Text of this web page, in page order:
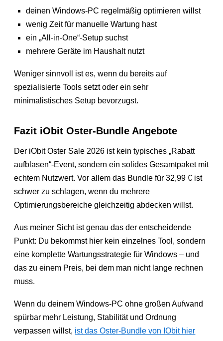
deinen Windows-PC regelmäßig optimieren willst
wenig Zeit für manuelle Wartung hast
ein „All-in-One“-Setup suchst
mehrere Geräte im Haushalt nutzt
Weniger sinnvoll ist es, wenn du bereits auf
spezialisierte Tools setzt oder ein sehr
minimalistisches Setup bevorzugst.
Fazit iObit Oster-Bundle Angebote
Der iObit Oster Sale 2026 ist kein typisches „Rabatt
aufblasen“-Event, sondern ein solides Gesamtpaket mit
echtem Nutzwert. Vor allem das Bundle für 32,99 € ist
schwer zu schlagen, wenn du mehrere
Optimierungsbereiche gleichzeitig abdecken willst.
Aus meiner Sicht ist genau das der entscheidende
Punkt: Du bekommst hier kein einzelnes Tool, sondern
eine komplette Wartungsstrategie für Windows – und
das zu einem Preis, bei dem man nicht lange rechnen
muss.
Wenn du deinem Windows-PC ohne großen Aufwand
spürbar mehr Leistung, Stabilität und Ordnung
verpassen willst, ist das Oster-Bundle von IObit hier